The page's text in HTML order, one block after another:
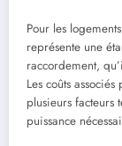
Pour les
représente une
raccordement,
Les coûts
plusieurs facteurs
puissance